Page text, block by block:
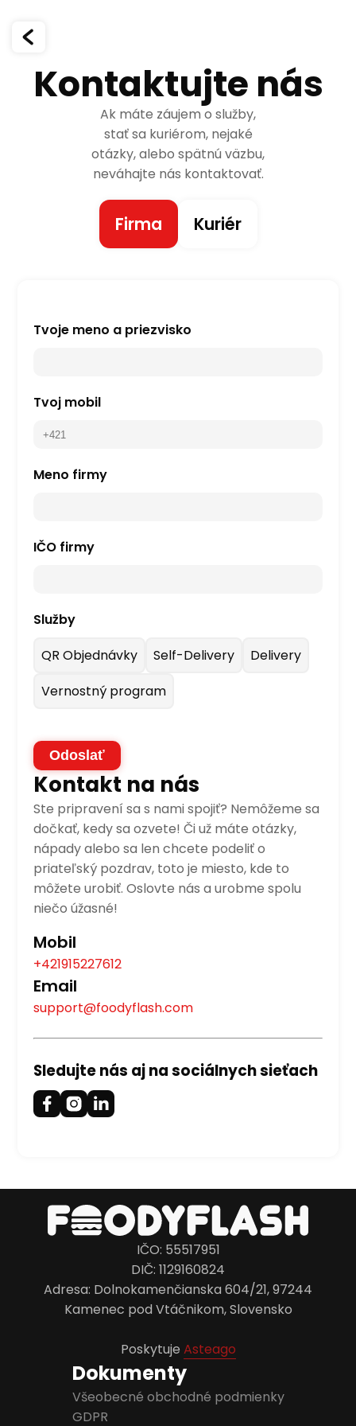
Kontaktujte nás
Ak máte záujem o služby,
stať sa kuriérom, nejaké
otázky, alebo spätnú väzbu,
neváhajte nás kontaktovať.
Firma Kuriér
Tvoje meno a priezvisko
Tvoj mobil
Meno firmy
IČO firmy
Služby
QR Objednávky
Self-Delivery
Delivery
Vernostný program
Odoslať
Kontakt na nás
Ste pripravení sa s nami spojiť? Nemôžeme sa
dočkať, kedy sa ozvete! Či už máte otázky,
nápady alebo sa len chcete podeliť o
priateľský pozdrav, toto je miesto, kde to
môžete urobiť. Oslovte nás a urobme spolu
niečo úžasné!
Mobil
+421915227612
Email
support@foodyflash.com
Sledujte nás aj na sociálnych sieťach
IČO: 55517951
DIČ: 1129160824
Adresa: Dolnokamenčianska 604/21, 97244
Kamenec pod Vtáčnikom, Slovensko
Poskytuje Asteago
Dokumenty
Všeobecné obchodné podmienky
GDPR